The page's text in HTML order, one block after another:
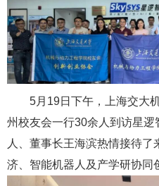
5月19日下午，上海交大
州校友会一行30余人到访星
人、董事长王海滨热情接待
济、智能机器人及产学研协同